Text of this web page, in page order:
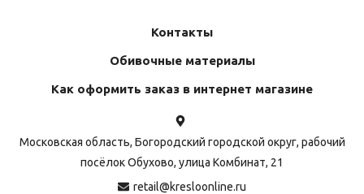
Контакты
Обивочные материалы
Как оформить заказ в интернет магазине
Московская область, Богородский городской округ, рабочий
посёлок Обухово, улица Комбинат, 21
retail@kresloonline.ru